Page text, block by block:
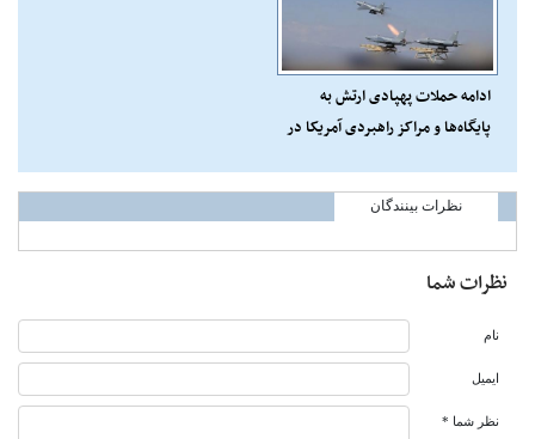
ادامه حملات پهپادی ارتش به
پایگاه‌ها و مراکز راهبردی آمریکا در
نظرات بینندگان
نظرات شما
نام
ایمیل
نظر شما *